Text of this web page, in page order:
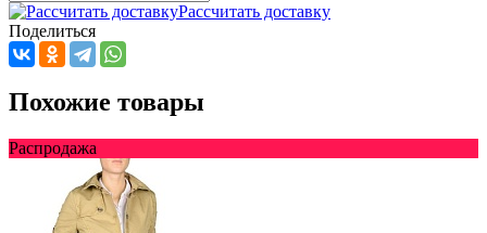
Рассчитать доставку
Поделиться
Похожие товары
Распродажа